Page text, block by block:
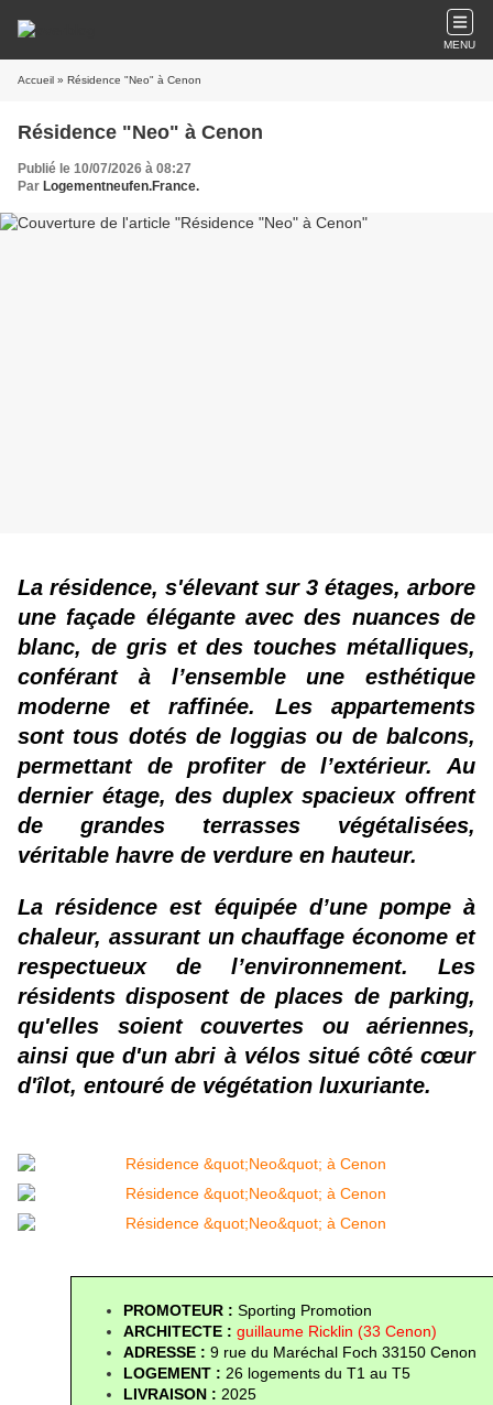
MENU
Accueil » Résidence "Neo" à Cenon
Résidence "Neo" à Cenon
Publié le 10/07/2026 à 08:27
Par Logementneufen.France.
La résidence, s'élevant sur 3 étages, arbore
une façade élégante avec des nuances de
blanc, de gris et des touches métalliques,
conférant à l’ensemble une esthétique
moderne et raffinée. Les appartements
sont tous dotés de loggias ou de balcons,
permettant de profiter de l’extérieur. Au
dernier étage, des duplex spacieux offrent
de grandes terrasses végétalisées,
véritable havre de verdure en hauteur.
La résidence est équipée d’une pompe à
chaleur, assurant un chauffage économe et
respectueux de l’environnement. Les
résidents disposent de places de parking,
qu'elles soient couvertes ou aériennes,
ainsi que d'un abri à vélos situé côté cœur
d'îlot, entouré de végétation luxuriante.
PROMOTEUR : Sporting Promotion
ARCHITECTE : guillaume Ricklin (33 Cenon)
ADRESSE : 9 rue du Maréchal Foch 33150 Cenon
LOGEMENT : 26 logements du T1 au T5
LIVRAISON : 2025